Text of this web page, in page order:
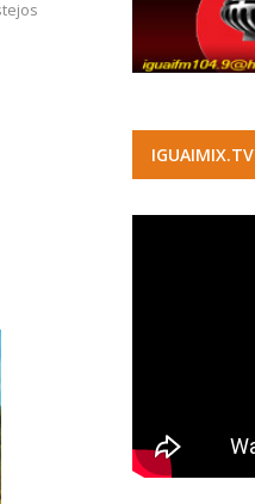
IGUAIMIX.TV